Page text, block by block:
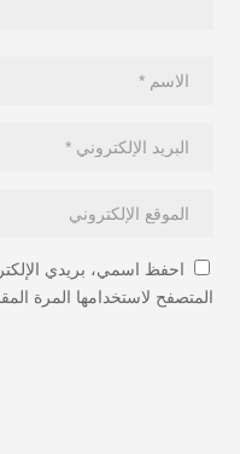
احفظ اسمي، بريدي
المتصفح لاستخدامها المرة